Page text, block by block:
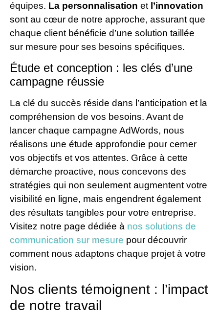
équipes. La personnalisation et l’innovation
sont au cœur de notre approche, assurant que
chaque client bénéficie d’une solution taillée
sur mesure pour ses besoins spécifiques.
Étude et conception : les clés d’une
campagne réussie
La clé du succès réside dans l’anticipation et la
compréhension de vos besoins. Avant de
lancer chaque campagne AdWords, nous
réalisons une étude approfondie pour cerner
vos objectifs et vos attentes. Grâce à cette
démarche proactive, nous concevons des
stratégies qui non seulement augmentent votre
visibilité en ligne, mais engendrent également
des résultats tangibles pour votre entreprise.
Visitez notre page dédiée à nos solutions de
communication sur mesure pour découvrir
comment nous adaptons chaque projet à votre
vision.
Nos clients témoignent : l’impact
de notre travail